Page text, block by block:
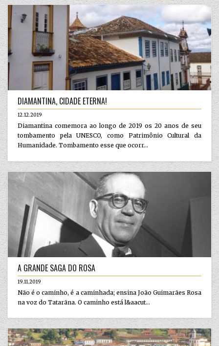
DIAMANTINA, CIDADE ETERNA!
12.12.2019
Diamantina comemora ao longo de 2019 os 20 anos de seu
tombamento pela UNESCO, como Patrimônio Cultural da
Humanidade. Tombamento esse que ocorr...
A GRANDE SAGA DO ROSA
19.11.2019
Não é o caminho, é a caminhada; ensina João Guimarães Rosa
na voz do Tatarãna. O caminho está l&aacut...